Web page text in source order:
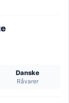
Danske
Råvarer